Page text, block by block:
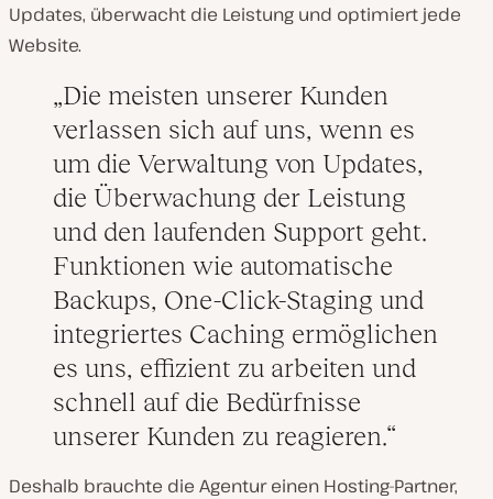
Updates, überwacht die Leistung und optimiert jede
Website.
Die meisten unserer Kunden
verlassen sich auf uns, wenn es
um die Verwaltung von Updates,
die Überwachung der Leistung
und den laufenden Support geht.
Funktionen wie automatische
Backups, One-Click-Staging und
integriertes Caching ermöglichen
es uns, effizient zu arbeiten und
schnell auf die Bedürfnisse
unserer Kunden zu reagieren.
Deshalb brauchte die Agentur einen Hosting-Partner,